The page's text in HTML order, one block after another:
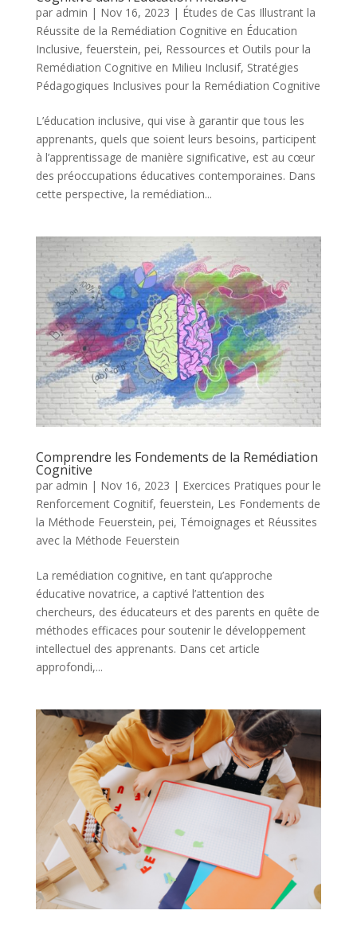
par admin | Nov 16, 2023 | Études de Cas Illustrant la
Réussite de la Remédiation Cognitive en Éducation
Inclusive, feuerstein, pei, Ressources et Outils pour la
Remédiation Cognitive en Milieu Inclusif, Stratégies
Pédagogiques Inclusives pour la Remédiation Cognitive
L’éducation inclusive, qui vise à garantir que tous les
apprenants, quels que soient leurs besoins, participent
à l’apprentissage de manière significative, est au cœur
des préoccupations éducatives contemporaines. Dans
cette perspective, la remédiation...
Comprendre les Fondements de la Remédiation
Cognitive
par admin | Nov 16, 2023 | Exercices Pratiques pour le
Renforcement Cognitif, feuerstein, Les Fondements de
la Méthode Feuerstein, pei, Témoignages et Réussites
avec la Méthode Feuerstein
La remédiation cognitive, en tant qu’approche
éducative novatrice, a captivé l’attention des
chercheurs, des éducateurs et des parents en quête de
méthodes efficaces pour soutenir le développement
intellectuel des apprenants. Dans cet article
approfondi,...